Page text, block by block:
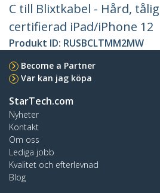
C till Blixtkabel - Hård,
certifierad iPad/iPhone 12
Produkt ID: RUSBCLTMM2MW
Become a Partner
Var kan jag köpa
StarTech.com
Nyheter
Kontakt
Om oss
Lediga jobb
Kvalitet och efterlevnad
Blog